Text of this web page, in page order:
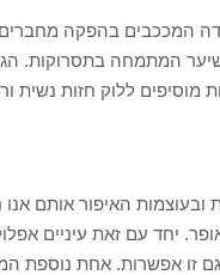
המככבים בהפקה מחברים
המתמחה בתסרוקות.
ללוק חזות נשית
האיפור אותם אנו
יחד עם זאת עיניים
גם זו אפשרות. אחת